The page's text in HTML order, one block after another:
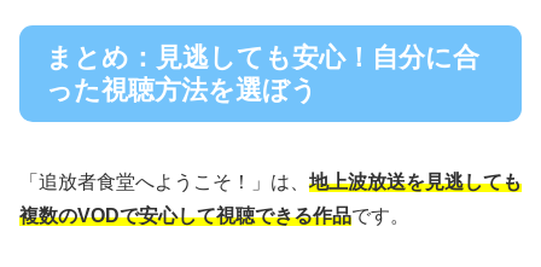
まとめ：見逃しても安心！自分に合
った視聴方法を選ぼう
「追放者食堂へようこそ！」は、 地上波放送を見逃しても
複数のVODで安心して視聴できる作品です。